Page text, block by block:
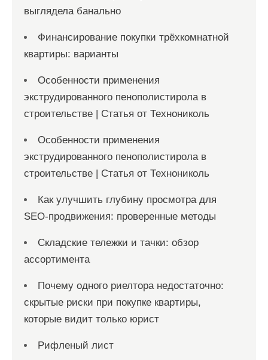
выглядела банально
Финансирование покупки трёхкомнатной
квартиры: варианты
Особенности применения
экструдированного пенополистирола в
строительстве | Статья от Технониколь
Особенности применения
экструдированного пенополистирола в
строительстве | Статья от Технониколь
Как улучшить глубину просмотра для
SEO-продвижения: проверенные методы
Складские тележки и тачки: обзор
ассортимента
Почему одного риелтора недостаточно:
скрытые риски при покупке квартиры,
которые видит только юрист
Рифленый лист